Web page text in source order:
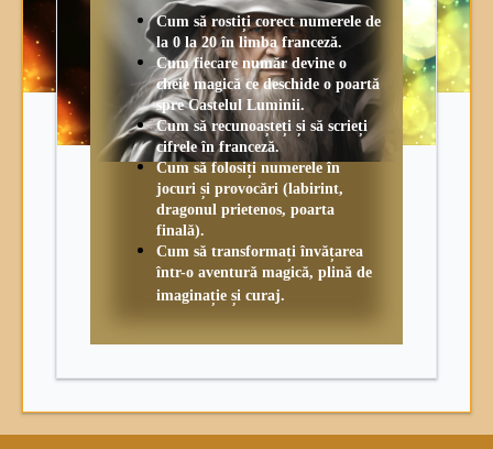
Cum să rostiți corect numerele de
la 0 la 20 în limba franceză.
Cum fiecare număr devine o
cheie magică ce deschide o poartă
spre Castelul Luminii.
Cum să recunoașteți și să scrieți
cifrele în franceză.
Cum să folosiți numerele în
jocuri și provocări (labirint,
dragonul prietenos, poarta
finală).
Cum să transformați învățarea
într-o aventură magică, plină de
imaginație și curaj.